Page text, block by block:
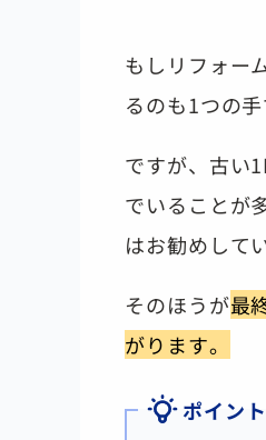
もしリフォー
るのも1つの手
ですが、古い
でいることが
はお勧めして
そのほうが最
がります。
ポイント